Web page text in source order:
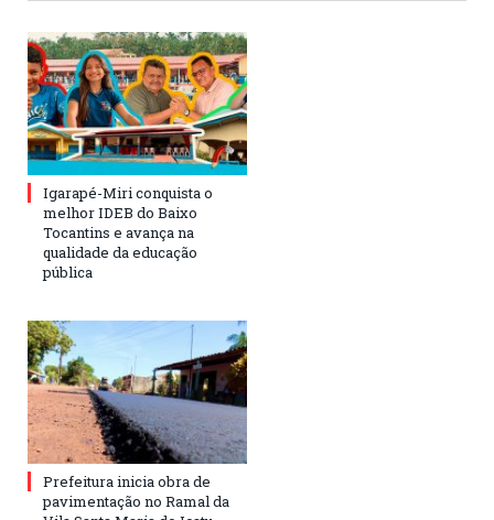
Igarapé-Miri conquista o
melhor IDEB do Baixo
Tocantins e avança na
qualidade da educação
pública
Prefeitura inicia obra de
pavimentação no Ramal da